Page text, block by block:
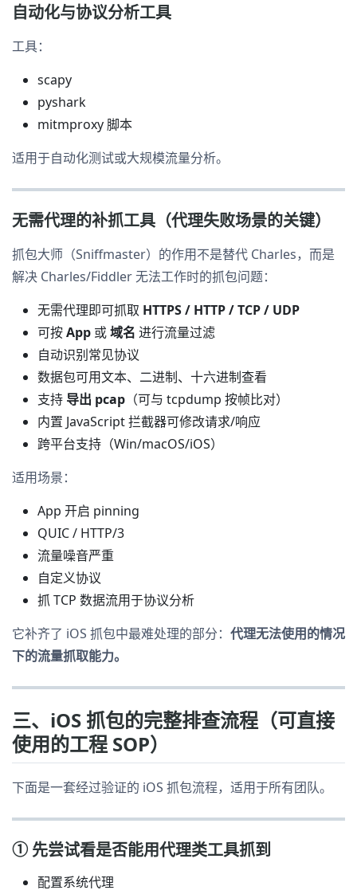
自动化与协议分析工具
工具：
scapy
pyshark
mitmproxy 脚本
适用于自动化测试或大规模流量分析。
无需代理的补抓工具（代理失败场景的关键）
抓包大师（Sniffmaster）的作用不是替代 Charles，而是
解决 Charles/Fiddler 无法工作时的抓包问题：
无需代理即可抓取 HTTPS / HTTP / TCP / UDP
可按App 或域名 进行流量过滤
自动识别常见协议
数据包可用文本、二进制、十六进制查看
支持 导出 pcap （可与 tcpdump 按帧比对）
内置 JavaScript 拦截器可修改请求/响应
跨平台支持（Win/macOS/iOS）
适用场景：
App 开启 pinning
QUIC / HTTP/3
流量噪音严重
自定义协议
抓 TCP 数据流用于协议分析
它补齐了 iOS 抓包中最难处理的部分： 代理无法使用的情况
下的流量抓取能力。
三、iOS 抓包的完整排查流程（可直接
使用的工程 SOP）
下面是一套经过验证的 iOS 抓包流程，适用于所有团队。
① 先尝试看是否能用代理类工具抓到
配置系统代理